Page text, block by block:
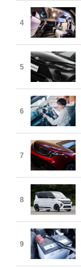
4
5
6
7
8
9